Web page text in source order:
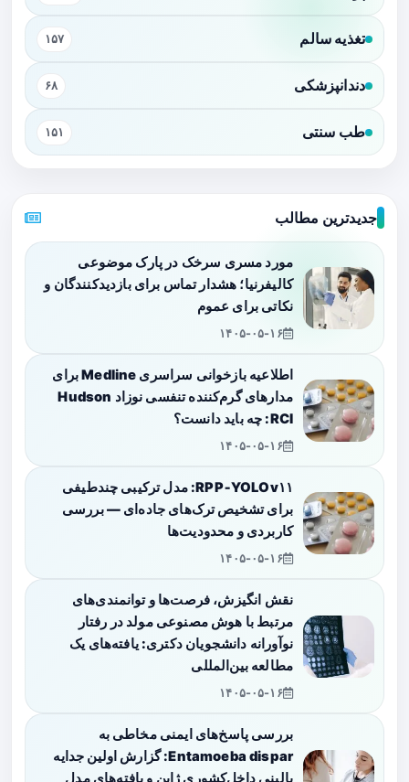
تغذیه سالم ۱۵۷
دندانپزشکی ۶۸
طب سنتی ۱۵۱
جدیدترین مطالب
مورد مسری سرخک در پارک موضوعی
کالیفرنیا؛ هشدار تماس برای بازدیدکنندگان و
نکاتی برای عموم
۱۴۰۵-۰۵-۱۶
اطلاعیه بازخوانی سراسری Medline برای
مدارهای گرم‌کننده تنفسی نوزاد Hudson
RCI: چه باید دانست؟
۱۴۰۵-۰۵-۱۶
RPP‑YOLOv۱۱: مدل ترکیبی چندطیفی
برای تشخیص ترک‌های جاده‌ای — بررسی
کاربردی و محدودیت‌ها
۱۴۰۵-۰۵-۱۶
نقش انگیزش، فرصت‌ها و توانمندی‌های
مرتبط با هوش مصنوعی مولد در رفتار
نوآورانه دانشجویان دکتری: یافته‌های یک
مطالعه بین‌المللی
۱۴۰۵-۰۵-۱۶
بررسی پاسخ‌های ایمنی مخاطی به
Entamoeba dispar: گزارش اولین جدایه